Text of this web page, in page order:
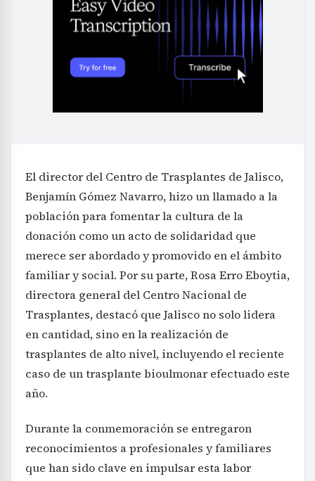
El director del Centro de Trasplantes de Jalisco,
Benjamín Gómez Navarro, hizo un llamado a la
población para fomentar la cultura de la
donación como un acto de solidaridad que
merece ser abordado y promovido en el ámbito
familiar y social. Por su parte, Rosa Erro Eboytia,
directora general del Centro Nacional de
Trasplantes, destacó que Jalisco no solo lidera
en cantidad, sino en la realización de
trasplantes de alto nivel, incluyendo el reciente
caso de un trasplante bioulmonar efectuado este
año.
Durante la conmemoración se entregaron
reconocimientos a profesionales y familiares
que han sido clave en impulsar esta labor